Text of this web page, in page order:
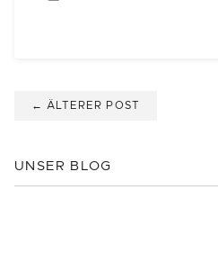
← ÄLTERER POST
UNSER BLOG